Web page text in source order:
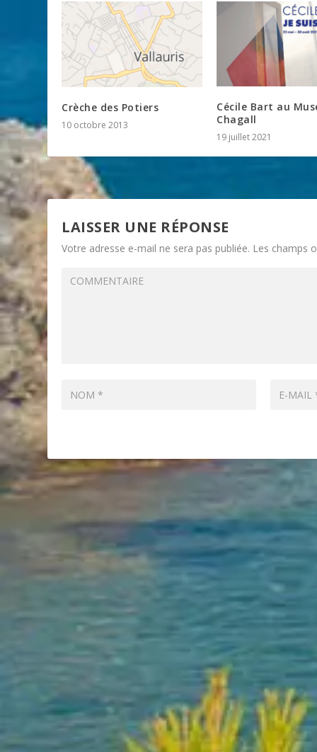
Crèche des Potiers
10 octobre 2013
Cécile Bart au
Chagall
19 juillet 2021
LAISSER UNE RÉPONSE
Votre adresse e-mail ne sera pas publiée. Les champs